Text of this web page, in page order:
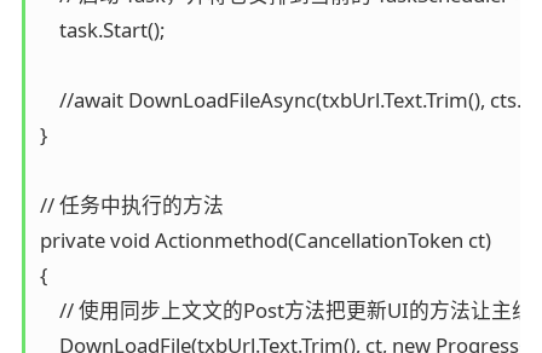
    task.Start();
//await DownLoadFileAsync(txbUrl.Text.Trim(),
}
// 任务中执行的方法
private void Actionmethod(CancellationToken ct)
{
// 使用同步上文文的Post方法把更新UI的方法让主线
DownLoadFile(txbUrl.Text.Trim(), ct, new